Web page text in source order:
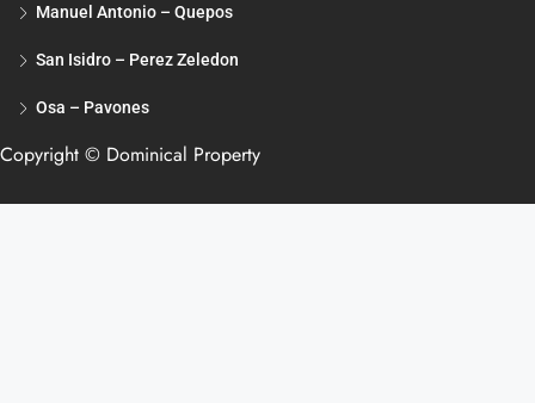
Manuel Antonio – Quepos
San Isidro – Perez Zeledon
Osa – Pavones
Copyright © Dominical Property